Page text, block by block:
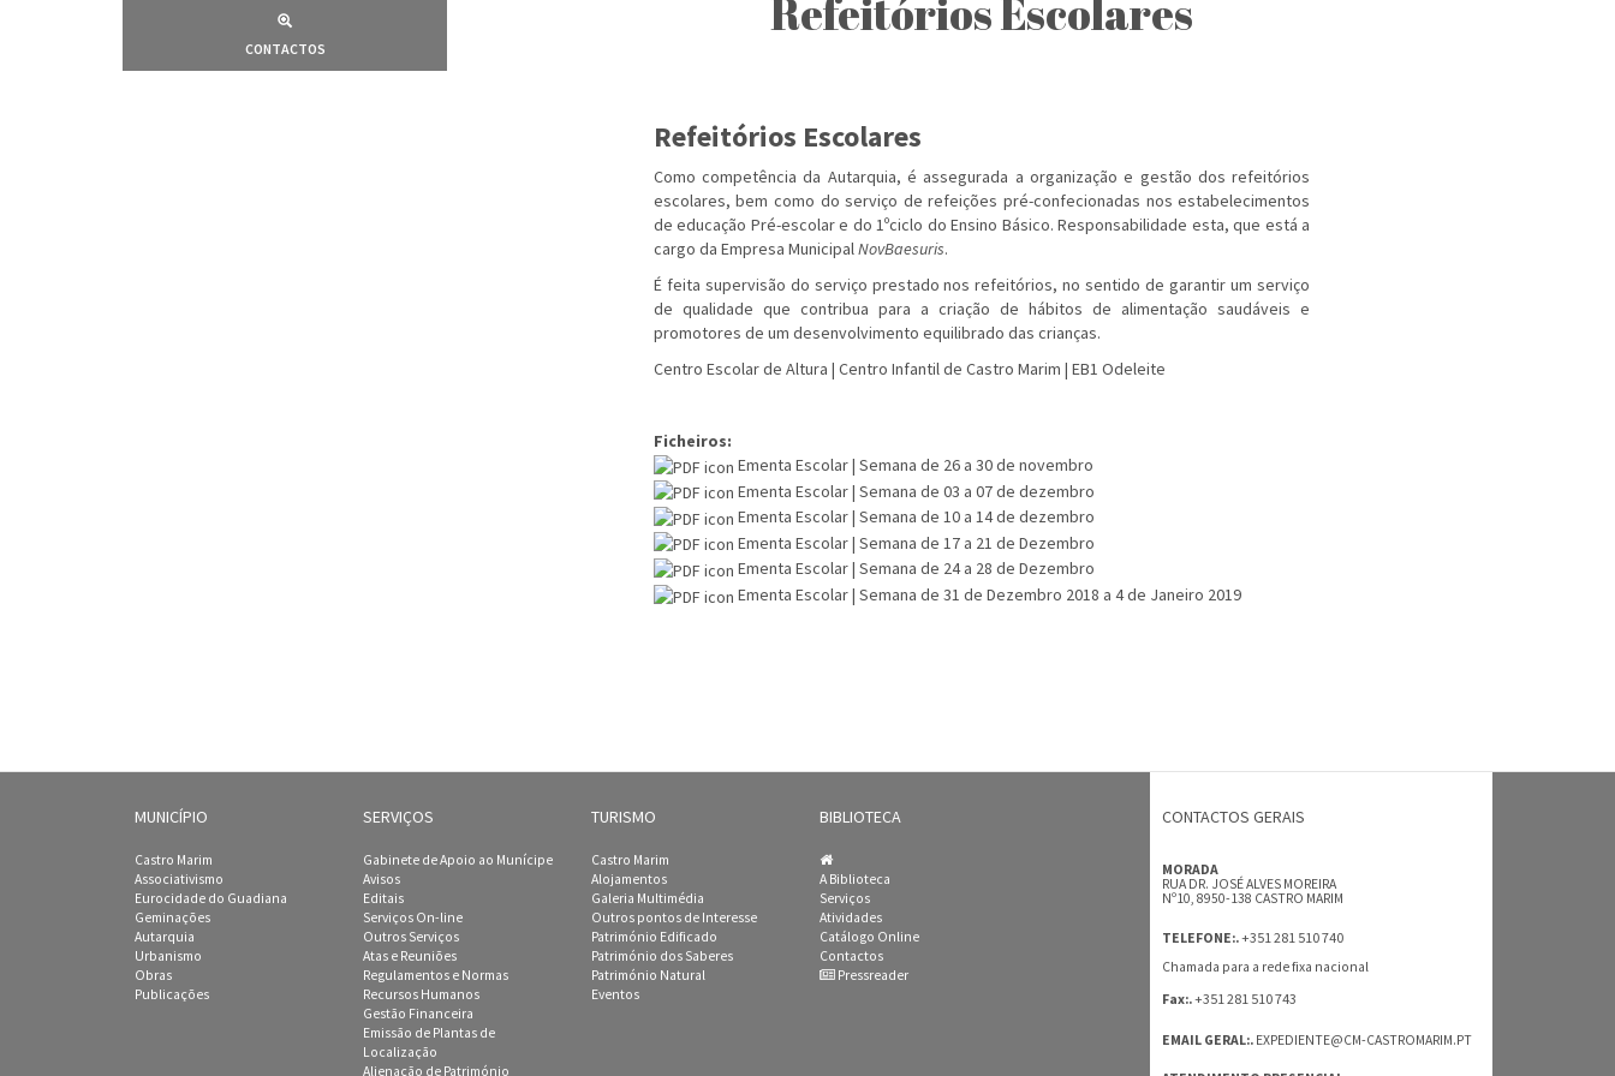
CONTACTOS
Refeitórios Escolares
Refeitórios Escolares
Como competência da Autarquia, é assegurada a organização e gestão dos refeitórios
escolares, bem como do serviço de refeições pré-confecionadas nos estabelecimentos
de educação Pré-escolar e do 1ºciclo do Ensino Básico. Responsabilidade esta, que está a
cargo da Empresa MunicipalNovBaesuris.
É feita supervisão do serviço prestado nos refeitórios, no sentido de garantir um serviço
de qualidade que contribua para a criação de hábitos de alimentação saudáveis e
promotores de um desenvolvimento equilibrado das crianças.
Centro Escolar de Altura | Centro Infantil de Castro Marim | EB1 Odeleite
Ficheiros:
Ementa Escolar | Semana de 26 a 30 de novembro
Ementa Escolar | Semana de 03 a 07 de dezembro
Ementa Escolar | Semana de 10 a 14 de dezembro
Ementa Escolar | Semana de 17 a 21 de Dezembro
Ementa Escolar | Semana de 24 a 28 de Dezembro
Ementa Escolar | Semana de 31 de Dezembro 2018 a 4 de Janeiro 2019
MUNICÍPIO
Castro Marim
Associativismo
Eurocidade do Guadiana
Geminações
Autarquia
Urbanismo
Obras
Publicações
SERVIÇOS
Gabinete de Apoio ao Munícipe
Avisos
Editais
Serviços On-line
Outros Serviços
Atas e Reuniões
Regulamentos e Normas
Recursos Humanos
Gestão Financeira
Emissão de Plantas de
Localização
Alienação de Património
TURISMO
Castro Marim
Alojamentos
Galeria Multimédia
Outros pontos de Interesse
Património Edificado
Património dos Saberes
Património Natural
Eventos
BIBLIOTECA
A Biblioteca
Serviços
Atividades
Catálogo Online
Contactos
Pressreader
CONTACTOS GERAIS
MORADA
RUA DR. JOSÉ ALVES MOREIRA
Nº10, 8950-138 CASTRO MARIM
TELEFONE:.+351 281 510 740
Chamada para a rede fixa nacional
Fax:.+351 281 510 743
EMAIL GERAL:. EXPEDIENTE@CM-CASTROMARIM.PT